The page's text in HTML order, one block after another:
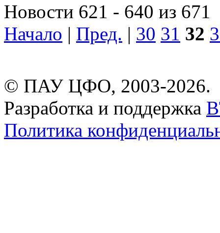
Новости 621 - 640 из 671
Начало | Пред. | 30 31 32
© ПАУ ЦФО, 2003-2026.
Разработка и поддержка
Политика